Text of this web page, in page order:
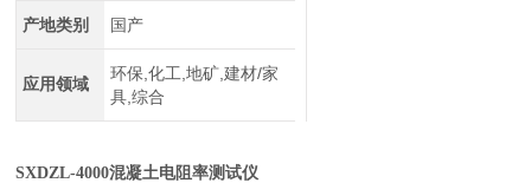
产地类别 国产
应用领域
环保,化工,地矿,建材/家
具,综合
SXDZL-4000混凝土电阻率测试仪